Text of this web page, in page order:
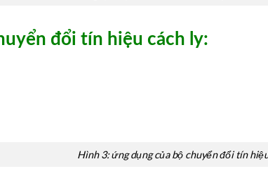
đổi tín hiệu cách ly:
3: ứng dụng của bộ chuyển đổi tín hiệu